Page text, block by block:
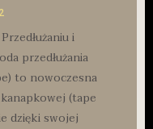
i
przedłużania
to nowoczesna
(tape
dzięki swojej